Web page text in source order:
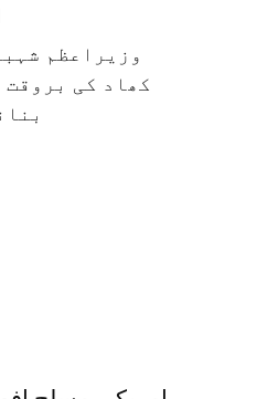
وزیراعظم
کھاد کی